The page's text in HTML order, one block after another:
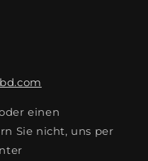
einen
Sie nicht, uns per